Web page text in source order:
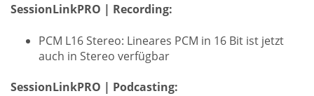
SessionLinkPRO | Recording:
PCM L16 Stereo: Lineares PCM in 16 Bit ist jetzt
auch in Stereo verfügbar
SessionLinkPRO | Podcasting: